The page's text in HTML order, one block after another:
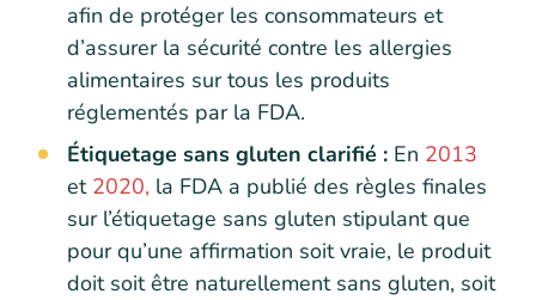
afin de protéger les consommateurs et
d’assurer la sécurité contre les allergies
alimentaires sur tous les produits
réglementés par la FDA.
Étiquetage sans gluten clarifié : En 2013
et 2020, la FDA a publié des règles finales
sur l’étiquetage sans gluten stipulant que
pour qu’une affirmation soit vraie, le produit
doit soit être naturellement sans gluten, soit